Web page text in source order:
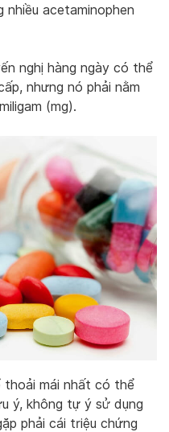
nhiều acetaminophen
nghị hàng ngày có thể
nhưng nó phải nằm
(mg).
thoải mái nhất có thể
ý, không tự ý sử dụng
phải cái triệu chứng